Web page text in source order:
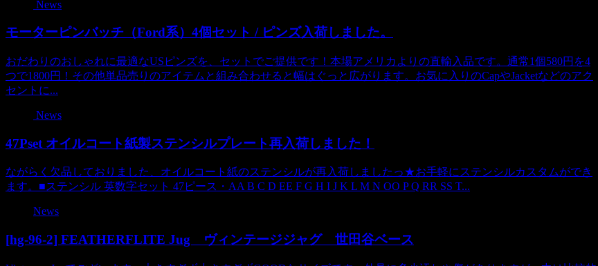
News
モーターピンバッチ（Ford系）4個セット / ピンズ入荷しました。
おだわりのおしゃれに最適なUSピンズを、セットでご提供です！本場アメリカよりの直輸入品です。通常1個580円を4
つで1800円！その他単品売りのアイテムと組み合わせると幅はぐっと広がります。お気に入りのCapやJacketなどのアク
セントに...
News
47Pset オイルコート紙製ステンシルプレート再入荷しました！
ながらく欠品しておりました、オイルコート紙のステンシルが再入荷しましたっ★お手軽にステンシルカスタムができ
ます。■ステンシル 英数字セット 47ピース・AA B C D EE F G H I J K L M N OO P Q RR SS T...
News
[hg-96-2] FEATHERFLITE Jug ヴィンテージジャグ 世田谷ベース